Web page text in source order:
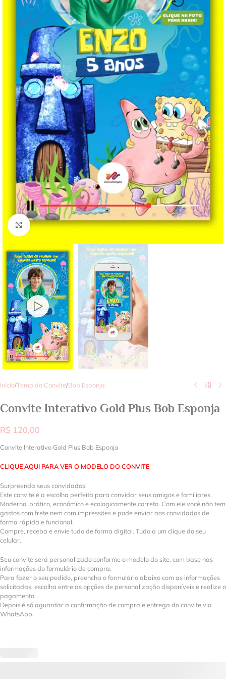
Clique para ampliar
Início/Tema do Convite/Bob Esponja
Convite Interativo Gold Plus Bob Esponja
R$ 120,00
Convite Interativo Gold Plus Bob Esponja
CLIQUE AQUI PARA VER O MODELO DO CONVITE
Surpreenda seus convidados!
Este convite é a escolha perfeita para convidar seus amigos e familiares.
Moderno, prático, econômico e ecologicamente correto. Com ele você não tem
gastos com frete nem com impressões e pode enviar aos convidados de
forma rápida e funcional.
Compre, receba e envie tudo de forma digital. Tudo a um clique do seu
celular.
Seu convite será personalizado conforme o modelo do site, com base nas
informações do formulário de compra.
Para fazer o seu pedido, preencha o formulário abaixo com as informações
solicitadas, escolha entre as opções de personalização disponíveis e realize o
pagamento.
Depois é só aguardar a confirmação de compra e entrega do convite via
WhatsApp.